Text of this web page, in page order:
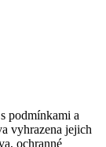
podmínkami a
vyhrazena jejich
ochranné